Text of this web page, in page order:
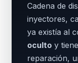
Cadena de
inyectores,
ya existía al
oculto y
reparación,